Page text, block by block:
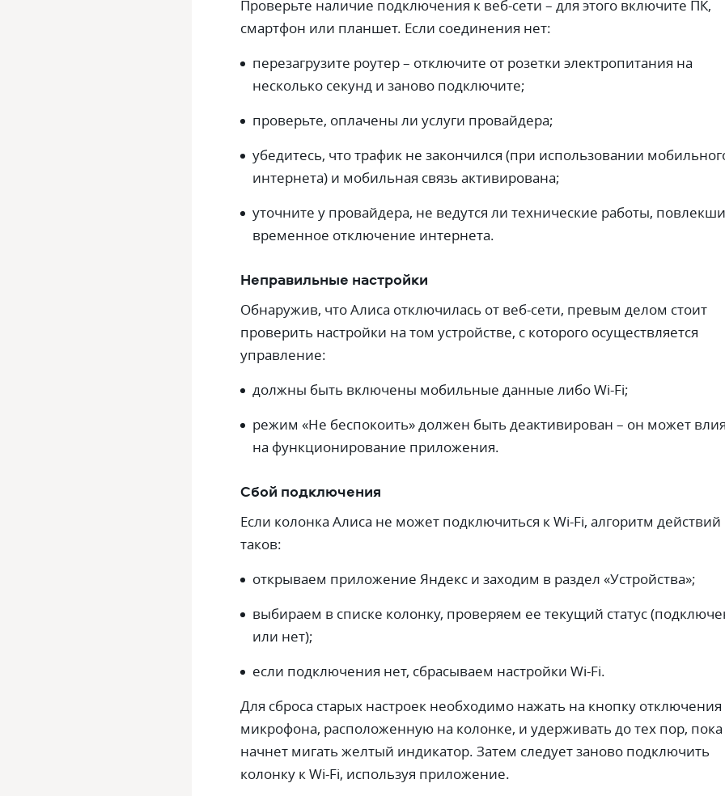
Проверьте наличие подключения к веб-сети – для этого включите ПК,
смартфон или планшет. Если соединения нет:
перезагрузите роутер – отключите от розетки электропитания на
несколько секунд и заново подключите;
проверьте, оплачены ли услуги провайдера;
убедитесь, что трафик не закончился (при использовании
интернета) и мобильная связь активирована;
уточните у провайдера, не ведутся ли технические работы,
временное отключение интернета.
Неправильные настройки
Обнаружив, что Алиса отключилась от веб-сети, превым делом стоит
проверить настройки на том устройстве, с которого осуществляется
управление:
должны быть включены мобильные данные либо Wi-Fi;
режим «Не беспокоить» должен быть деактивирован – он может
на функционирование приложения.
Сбой подключения
Если колонка Алиса не может подключиться к Wi-Fi, алгоритм действий
таков:
открываем приложение Яндекс и заходим в раздел «Устройства»;
выбираем в списке колонку, проверяем ее текущий статус
или нет);
если подключения нет, сбрасываем настройки Wi-Fi.
Для сброса старых настроек необходимо нажать на кнопку отключения
микрофона, расположенную на колонке, и удерживать до тех пор,
начнет мигать желтый индикатор. Затем следует заново подключить
колонку к Wi-Fi, используя приложение.